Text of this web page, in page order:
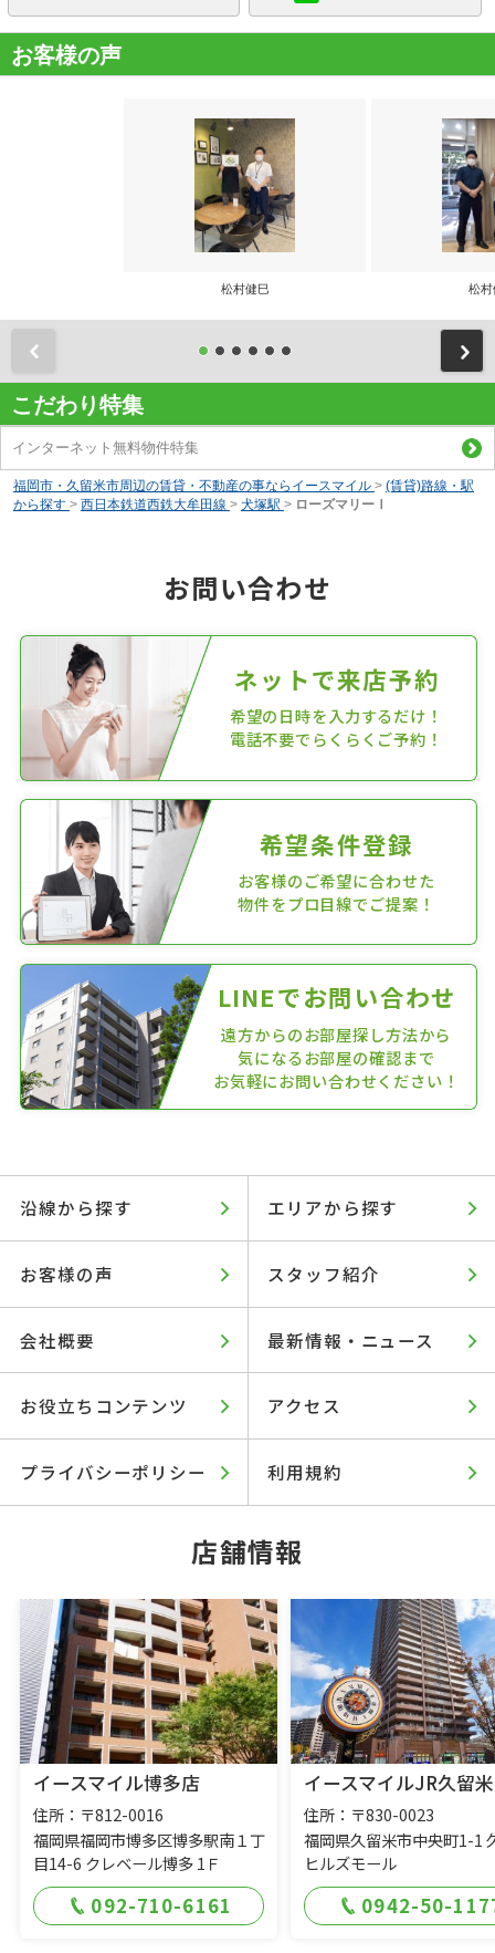
お客様の声
松村健巳 松村
こだわり特集
インターネット無料物件特集
福岡市・久留米市周辺の賃貸・不動産の事ならイースマイル > (賃貸)路線・駅
から探す > 西日本鉄道西鉄大牟田線 > 犬塚駅 > ローズマリーⅠ
お問い合わせ
ネットで来店予約
希望の日時を入力するだけ！
電話不要でらくらくご予約！
希望条件登録
お客様のご希望に合わせた
物件をプロ目線でご提案！
LINEでお問い合わせ
遠方からのお部屋探し方法から
気になるお部屋の確認まで
お気軽にお問い合わせください！
沿線から探す エリアから探す
お客様の声 スタッフ紹介
会社概要 最新情報・ニュース
お役立ちコンテンツ アクセス
プライバシーポリシー 利用規約
店舗情報
イースマイル博多店
住所：〒812-0016
福岡県福岡市博多区博多駅南１丁
目14-6 クレベール博多 1Ｆ
092-710-6161
イースマイルJR久留
住所：〒830-0023
福岡県久留米市中央町1-1
ヒルズモール
0942-50-